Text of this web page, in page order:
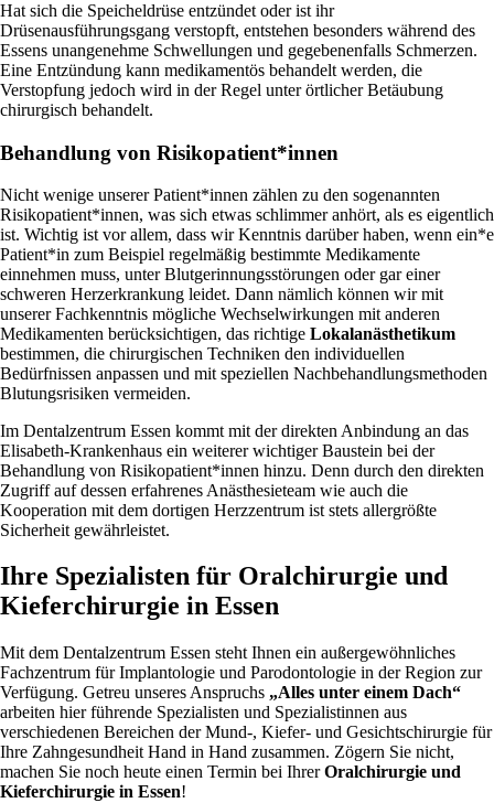
Hat sich die Speicheldrüse entzündet oder ist ihr
Drüsenausführungsgang verstopft, entstehen besonders während des
Essens unangenehme Schwellungen und gegebenenfalls Schmerzen.
Eine Entzündung kann medikamentös behandelt werden, die
Verstopfung jedoch wird in der Regel unter örtlicher Betäubung
chirurgisch behandelt.
Behandlung von Risikopatient*innen
Nicht wenige unserer Patient*innen zählen zu den sogenannten
Risikopatient*innen, was sich etwas schlimmer anhört, als es eigentlich
ist. Wichtig ist vor allem, dass wir Kenntnis darüber haben, wenn ein*e
Patient*in zum Beispiel regelmäßig bestimmte Medikamente
einnehmen muss, unter Blutgerinnungsstörungen oder gar einer
schweren Herzerkrankung leidet. Dann nämlich können wir mit
unserer Fachkenntnis mögliche Wechselwirkungen mit anderen
Medikamenten berücksichtigen, das richtige Lokalanästhetikum
bestimmen, die chirurgischen Techniken den individuellen
Bedürfnissen anpassen und mit speziellen Nachbehandlungsmethoden
Blutungsrisiken vermeiden.
Im Dentalzentrum Essen kommt mit der direkten Anbindung an das
Elisabeth-Krankenhaus ein weiterer wichtiger Baustein bei der
Behandlung von Risikopatient*innen hinzu. Denn durch den direkten
Zugriff auf dessen erfahrenes Anästhesieteam wie auch die
Kooperation mit dem dortigen Herzzentrum ist stets allergrößte
Sicherheit gewährleistet.
Ihre Spezialisten für Oralchirurgie und
Kieferchirurgie in Essen
Mit dem Dentalzentrum Essen steht Ihnen ein außergewöhnliches
Fachzentrum für Implantologie und Parodontologie in der Region zur
Verfügung. Getreu unseres Anspruchs „Alles unter einem Dach“
arbeiten hier führende Spezialisten und Spezialistinnen aus
verschiedenen Bereichen der Mund-, Kiefer- und Gesichtschirurgie für
Ihre Zahngesundheit Hand in Hand zusammen. Zögern Sie nicht,
machen Sie noch heute einen Termin bei IhrerOralchirurgie und
Kieferchirurgie in Essen!